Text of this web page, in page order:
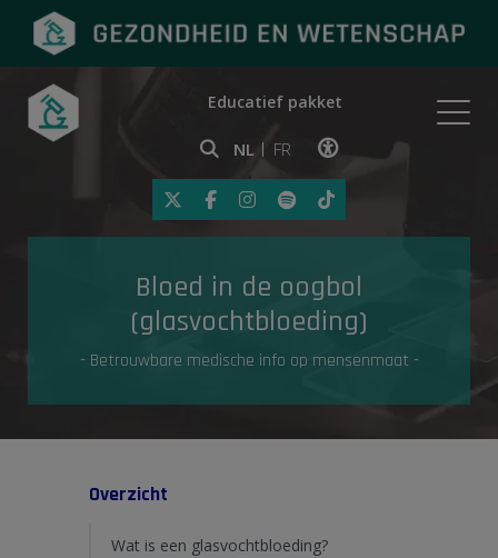
Onderwerpen
Gezondheid in de media
Educatief pakket
NL FR
Klik op deze link om
Bloed in de oogbol
(glasvochtbloeding)
- Betrouwbare medische info op mensenmaat -
Overzicht
Wat is een glasvochtbloeding?